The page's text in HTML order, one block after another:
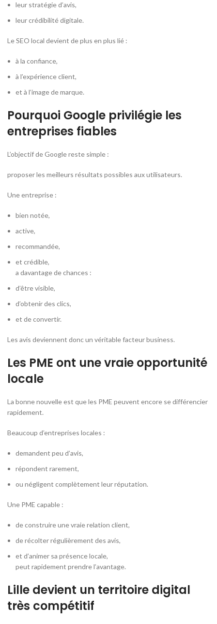
leur stratégie d’avis,
leur crédibilité digitale.
Le SEO local devient de plus en plus lié :
à la confiance,
à l’expérience client,
et à l’image de marque.
Pourquoi Google privilégie les
entreprises fiables
L’objectif de Google reste simple :
proposer les meilleurs résultats possibles aux utilisateurs.
Une entreprise :
bien notée,
active,
recommandée,
et crédible,
a davantage de chances :
d’être visible,
d’obtenir des clics,
et de convertir.
Les avis deviennent donc un véritable facteur business.
Les PME ont une vraie opportunité
locale
La bonne nouvelle est que les PME peuvent encore se différencier
rapidement.
Beaucoup d’entreprises locales :
demandent peu d’avis,
répondent rarement,
ou négligent complètement leur réputation.
Une PME capable :
de construire une vraie relation client,
de récolter régulièrement des avis,
et d’animer sa présence locale,
peut rapidement prendre l’avantage.
Lille devient un territoire digital
très compétitif